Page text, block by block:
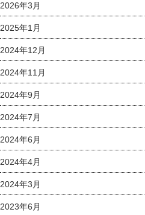
2026年3月
2025年1月
2024年12月
2024年11月
2024年9月
2024年7月
2024年6月
2024年4月
2024年3月
2023年6月